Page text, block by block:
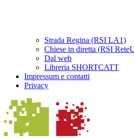
Strada Regina (RSI LA1)
Chiese in diretta (RSI
Dal web
Libreria SHORTCATT
Impressum e contatti
Privacy